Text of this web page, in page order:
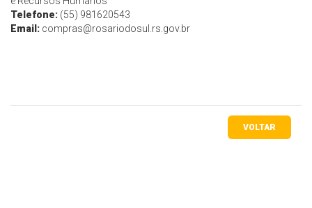
Telefone: (55) 981620543
Email: compras@rosariodosul.rs.gov.br
VOLTAR